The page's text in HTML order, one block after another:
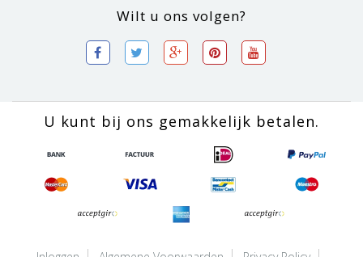
Wilt u ons volgen?
U kunt bij ons gemakkelijk betalen.